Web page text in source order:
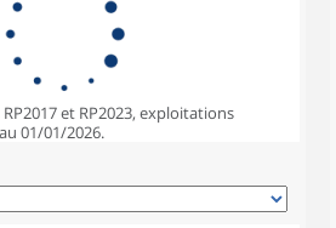
RP2017 et RP2023, exploitations
01/01/2026.